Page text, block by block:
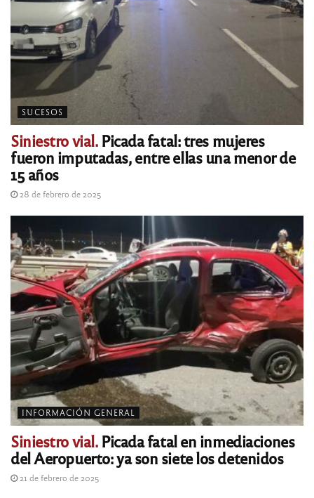
SUCESOS
Siniestro vial.Picada fatal: tres mujeres
fueron imputadas, entre ellas una menor de
15 años
28 de febrero de 2025
INFORMACIÓN GENERAL
Siniestro vial.Picada fatal en inmediaciones
del Aeropuerto: ya son siete los detenidos
21 de febrero de 2025